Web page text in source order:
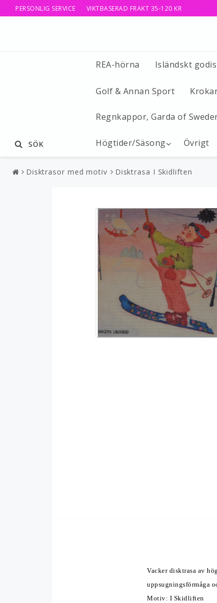
PERSONLIG SERVICE VIKTBASERAD FRAKT 35-120 KR
REA-hörna Isländskt
Golf & Annan Sport
Regnkappor, Garda of
Högtider/Säsong Övrigt
SÖK
Disktrasor med motiv Disktrasa I Skidliften
Vacker disktrasa av
uppsugningsförmåga
Motiv: I Skidliften